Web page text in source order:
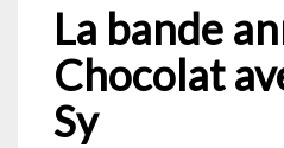
La bande
Chocolat
Sy